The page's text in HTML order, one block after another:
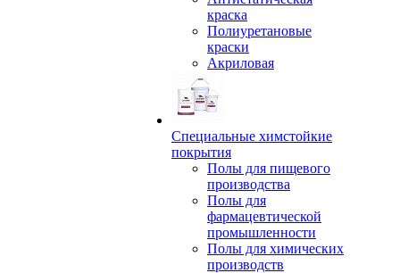
краска
Полиуретановые
краски
Акриловая
Специальные химстойкие
покрытия
Полы для пищевого
производства
Полы для
фармацевтической
промышленности
Полы для химических
производств